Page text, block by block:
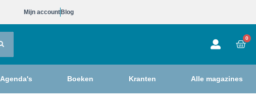
Mijn account Blog
0
Agenda's Boeken Kranten Alle magazines